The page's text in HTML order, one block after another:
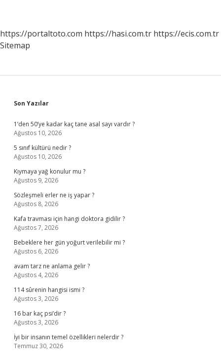
https://portaltoto.com https://hasi.com.tr https://ecis.com.tr
Sitemap
Sidebar
Son Yazılar
1’den 50’ye kadar kaç tane asal sayı vardır ?
Ağustos 10, 2026
5 sınıf kültürü nedir ?
Ağustos 10, 2026
Kıymaya yağ konulur mu ?
Ağustos 9, 2026
Sözleşmeli erler ne iş yapar ?
Ağustos 8, 2026
Kafa travması için hangi doktora gidilir ?
Ağustos 7, 2026
Bebeklere her gün yoğurt verilebilir mi ?
Ağustos 6, 2026
avam tarz ne anlama gelir ?
Ağustos 4, 2026
114 sûrenin hangisi ismi ?
Ağustos 3, 2026
16 bar kaç psi’dir ?
Ağustos 3, 2026
İyi bir insanın temel özellikleri nelerdir ?
Temmuz 30, 2026